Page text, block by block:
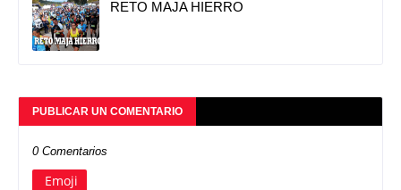
RETO MAJA HIERRO
PUBLICAR UN COMENTARIO
0 Comentarios
Emoji